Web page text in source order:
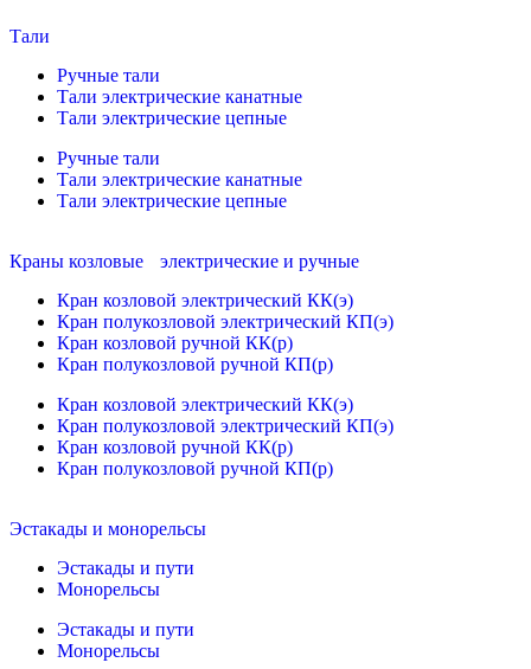
Тали
Ручные тали
Тали электрические канатные
Тали электрические цепные
Ручные тали
Тали электрические канатные
Тали электрические цепные
Краны козловые электрические и ручные
Кран козловой электрический КК(э)
Кран полукозловой электрический КП(э)
Кран козловой ручной КК(р)
Кран полукозловой ручной КП(р)
Кран козловой электрический КК(э)
Кран полукозловой электрический КП(э)
Кран козловой ручной КК(р)
Кран полукозловой ручной КП(р)
Эстакады и монорельсы
Эстакады и пути
Монорельсы
Эстакады и пути
Монорельсы